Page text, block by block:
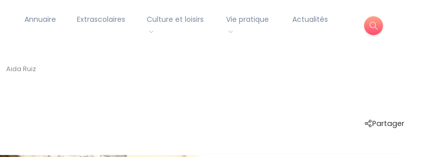
Annuaire Extrascolaires Culture et loisirs Vie pratique Actualités
Aida Ruiz
Partager